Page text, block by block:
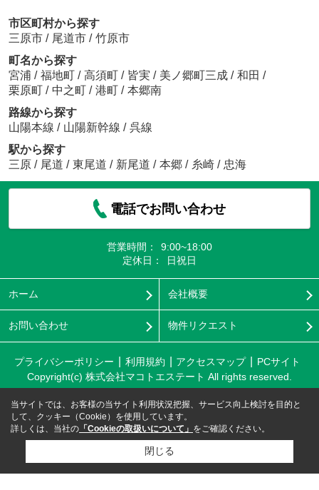
市区町村から探す
三原市 / 尾道市 / 竹原市
町名から探す
宮浦 / 福地町 / 高須町 / 皆実 / 美ノ郷町三成 / 和田 /
栗原町 / 中之町 / 港町 / 本郷南
路線から探す
山陽本線 / 山陽新幹線 / 呉線
駅から探す
三原 / 尾道 / 東尾道 / 新尾道 / 本郷 / 糸崎 / 忠海
電話でお問い合わせ
営業時間：
9:00~18:00
定休日：
日祝日
ホーム 会社概要
お問い合わせ 物件リクエスト
プライバシーポリシー 利用規約 アクセスマップ
PCサイト
Copyright(c) 株式会社マコトエステート All rights reserved.
当サイトでは、お客様の当サイト利用状況把握、サービス向上検討を目的と
して、クッキー（Cookie）を使用しています。
詳しくは、当社の 「Cookieの取扱いについて」 をご確認ください。
閉じる